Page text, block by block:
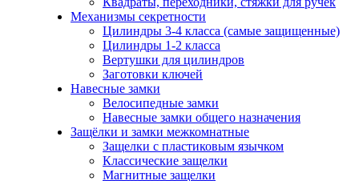
Механизмы секретности
Цилиндры 3-4 класса (самые защищенные)
Цилиндры 1-2 класса
Вертушки для цилиндров
Заготовки ключей
Навесные замки
Велосипедные замки
Навесные замки общего назначения
Защёлки и замки межкомнатные
Защелки с пластиковым язычком
Классические защелки
Магнитные защелки